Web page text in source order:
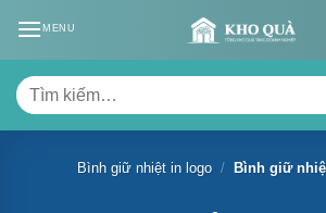
MENU
Tìm
kiếm:
Bình giữ nhiệt in logo / Bình giữ